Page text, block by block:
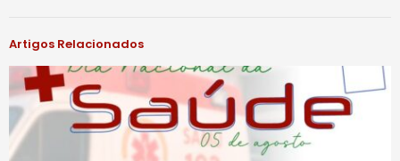
Artigos Relacionados